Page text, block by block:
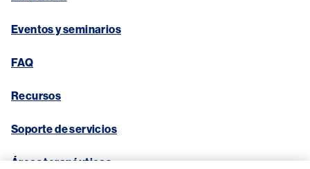
Eventos y seminarios
FAQ
Recursos
Soporte de servicios
Áreas terapéuticas